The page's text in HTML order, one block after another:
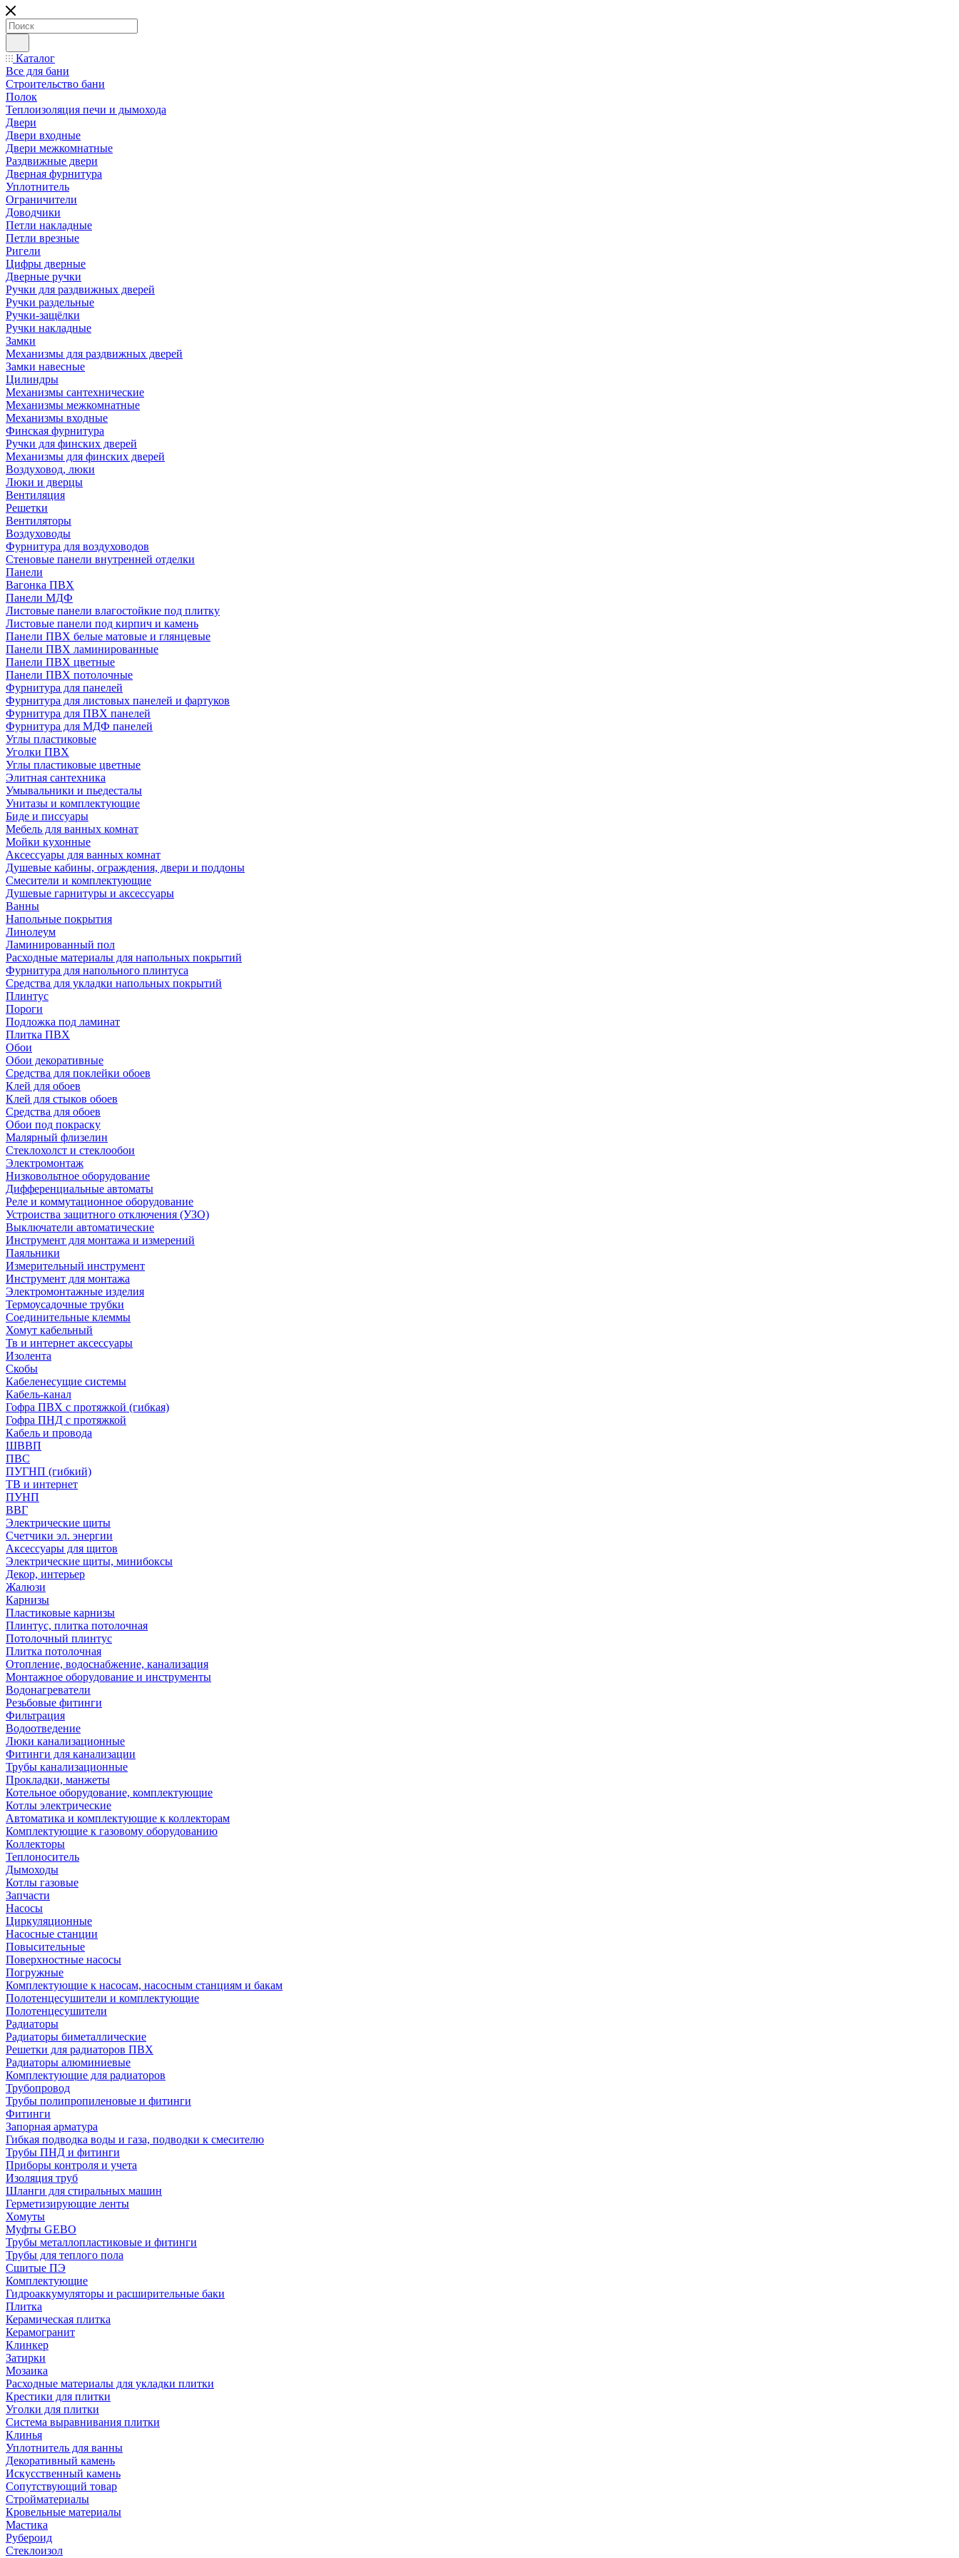
Каталог
Все для бани
Строительство бани
Полок
Теплоизоляция печи и дымохода
Двери
Двери входные
Двери межкомнатные
Раздвижные двери
Дверная фурнитура
Уплотнитель
Ограничители
Доводчики
Петли накладные
Петли врезные
Ригели
Цифры дверные
Дверные ручки
Ручки для раздвижных дверей
Ручки раздельные
Ручки-защёлки
Ручки накладные
Замки
Механизмы для раздвижных дверей
Замки навесные
Цилиндры
Механизмы сантехнические
Механизмы межкомнатные
Механизмы входные
Финская фурнитура
Ручки для финских дверей
Механизмы для финских дверей
Воздуховод, люки
Люки и дверцы
Вентиляция
Решетки
Вентиляторы
Воздуховоды
Фурнитура для воздуховодов
Стеновые панели внутренней отделки
Панели
Вагонка ПВХ
Панели МДФ
Листовые панели влагостойкие под плитку
Листовые панели под кирпич и камень
Панели ПВХ белые матовые и глянцевые
Панели ПВХ ламинированные
Панели ПВХ цветные
Панели ПВХ потолочные
Фурнитура для панелей
Фурнитура для листовых панелей и фартуков
Фурнитура для ПВХ панелей
Фурнитура для МДФ панелей
Углы пластиковые
Уголки ПВХ
Углы пластиковые цветные
Элитная сантехника
Умывальники и пьедесталы
Унитазы и комплектующие
Биде и писсуары
Мебель для ванных комнат
Мойки кухонные
Аксессуары для ванных комнат
Душевые кабины, ограждения, двери и поддоны
Смесители и комплектующие
Душевые гарнитуры и аксессуары
Ванны
Напольные покрытия
Линолеум
Ламинированный пол
Расходные материалы для напольных покрытий
Фурнитура для напольного плинтуса
Средства для укладки напольных покрытий
Плинтус
Пороги
Подложка под ламинат
Плитка ПВХ
Обои
Обои декоративные
Средства для поклейки обоев
Клей для обоев
Клей для стыков обоев
Средства для обоев
Обои под покраску
Малярный флизелин
Стеклохолст и стеклообои
Электромонтаж
Низковольтное оборудование
Дифференциальные автоматы
Реле и коммутационное оборудование
Устроиства защитного отключения (УЗО)
Выключатели автоматические
Инструмент для монтажа и измерений
Паяльники
Измерительный инструмент
Инструмент для монтажа
Электромонтажные изделия
Термоусадочные трубки
Соединительные клеммы
Хомут кабельный
Тв и интернет аксессуары
Изолента
Скобы
Кабеленесущие системы
Кабель-канал
Гофра ПВХ с протяжкой (гибкая)
Гофра ПНД с протяжкой
Кабель и провода
ШВВП
ПВС
ПУГНП (гибкий)
ТВ и интернет
ПУНП
ВВГ
Электрические щиты
Счетчики эл. энергии
Аксессуары для щитов
Электрические щиты, минибоксы
Декор, интерьер
Жалюзи
Карнизы
Пластиковые карнизы
Плинтус, плитка потолочная
Потолочный плинтус
Плитка потолочная
Отопление, водоснабжение, канализация
Монтажное оборудование и инструменты
Водонагреватели
Резьбовые фитинги
Фильтрация
Водоотведение
Люки канализационные
Фитинги для канализации
Трубы канализационные
Прокладки, манжеты
Котельное оборудование, комплектующие
Котлы электрические
Автоматика и комплектующие к коллекторам
Комплектующие к газовому оборудованию
Коллекторы
Теплоноситель
Дымоходы
Котлы газовые
Запчасти
Насосы
Циркуляционные
Насосные станции
Повысительные
Поверхностные насосы
Погружные
Комплектующие к насосам, насосным станциям и бакам
Полотенцесушители и комплектующие
Полотенцесушители
Радиаторы
Радиаторы биметаллические
Решетки для радиаторов ПВХ
Радиаторы алюминиевые
Комплектующие для радиаторов
Трубопровод
Трубы полипропиленовые и фитинги
Фитинги
Запорная арматура
Гибкая подводка воды и газа, подводки к смесителю
Трубы ПНД и фитинги
Приборы контроля и учета
Изоляция труб
Шланги для стиральных машин
Герметизирующие ленты
Хомуты
Муфты GEBO
Трубы металлопластиковые и фитинги
Трубы для теплого пола
Сшитые ПЭ
Комплектующие
Гидроаккумуляторы и расширительные баки
Плитка
Керамическая плитка
Керамогранит
Клинкер
Затирки
Мозаика
Расходные материалы для укладки плитки
Крестики для плитки
Уголки для плитки
Система выравнивания плитки
Клинья
Уплотнитель для ванны
Декоративный камень
Искусственный камень
Сопутствующий товар
Стройматериалы
Кровельные материалы
Мастика
Рубероид
Стеклоизол